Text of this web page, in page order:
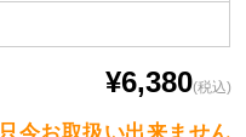
¥6,380(税込)